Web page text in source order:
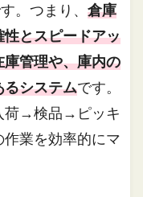
。つまり、倉庫
とスピードアッ
管理や、庫内の
るシステムです。
荷→検品→ピッキ
業を効率的にマ